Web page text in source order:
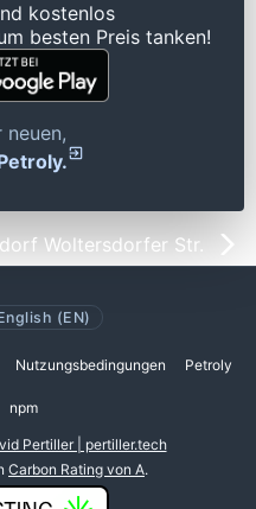
kostenlos
besten Preis tanken!
Woltersdorfer Str.
(EN)
Nutzungsbedingungen Petroly
npm
Pertiller | pertiller.tech
Carbon Rating von A.